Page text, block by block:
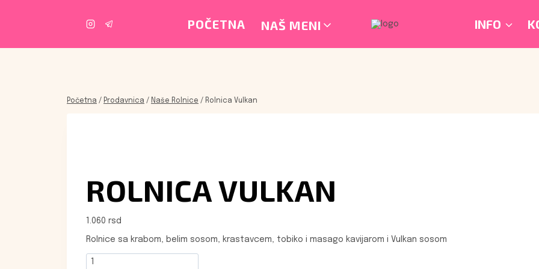
POČETNA NAŠ MENI INFO
Početna / Prodavnica / Naše Rolnice / Rolnica Vulkan
ROLNICA VULKAN
1.060 rsd
Rolnice sa krabom, belim sosom, krastavcem, tobiko i masago kavijarom i Vulkan sosom
Rolnica